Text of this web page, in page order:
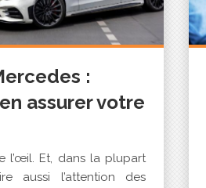
:
assurer votre
l’œil. Et, dans la plupart
aussi l’attention des